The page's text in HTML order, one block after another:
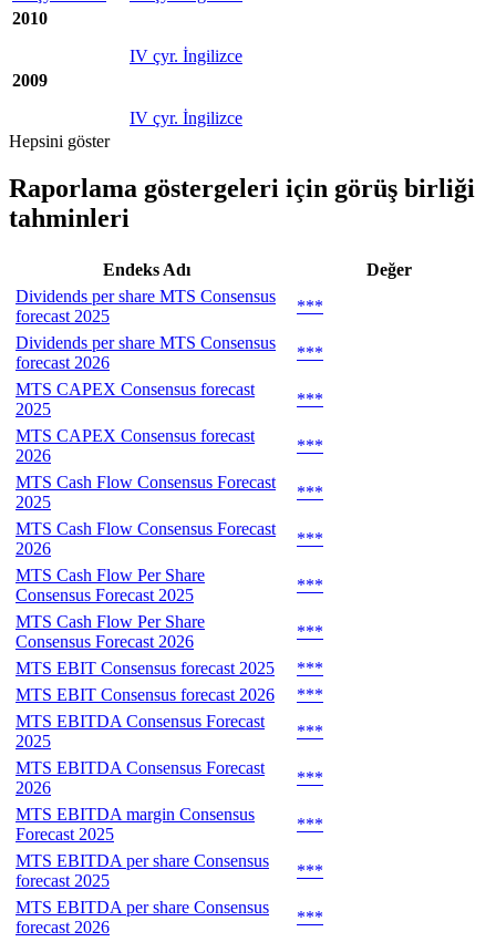
2010
IV çyr. İngilizce
2009
IV çyr. İngilizce
Hepsini göster
Raporlama göstergeleri için görüş birliği
tahminleri
Endeks Adı
Değer
Dividends per share MTS Consensus
forecast 2025
***
Dividends per share MTS Consensus
forecast 2026
***
MTS CAPEX Consensus forecast
2025
***
MTS CAPEX Consensus forecast
2026
***
MTS Cash Flow Consensus Forecast
2025
***
MTS Cash Flow Consensus Forecast
2026
***
MTS Cash Flow Per Share
Consensus Forecast 2025
***
MTS Cash Flow Per Share
Consensus Forecast 2026
***
MTS EBIT Consensus forecast 2025
***
MTS EBIT Consensus forecast 2026
***
MTS EBITDA Consensus Forecast
2025
***
MTS EBITDA Consensus Forecast
2026
***
MTS EBITDA margin Consensus
Forecast 2025
***
MTS EBITDA per share Consensus
forecast 2025
***
MTS EBITDA per share Consensus
forecast 2026
***